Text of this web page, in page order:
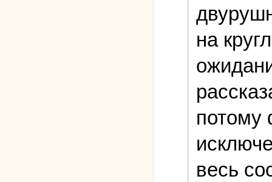
на
потому
весь